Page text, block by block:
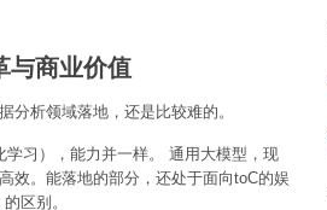
与商业价值
分析领域落地，还是比较难的。
习），能力并一样。 通用大模型，现
效。能落地的部分，还处于面向toC的娱
区别。